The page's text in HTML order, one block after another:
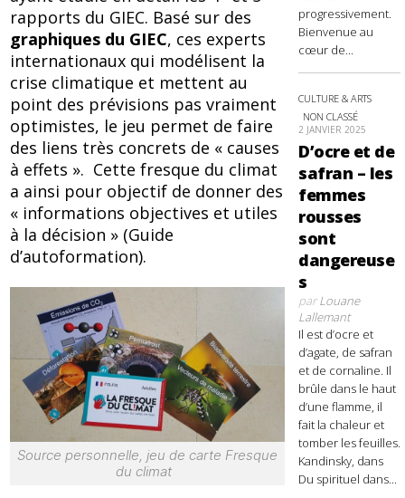
rapports du GIEC. Basé sur des
graphiques du GIEC, ces experts
internationaux qui modélisent la
crise climatique et mettent au
point des prévisions pas vraiment
optimistes, le jeu permet de faire
des liens très concrets de « causes
à effets ». Cette fresque du climat
a ainsi pour objectif de donner des
« informations objectives et utiles
à la décision » (Guide
d’autoformation).
Source personnelle, jeu de carte Fresque
du climat
progressivement.
Bienvenue au
cœur de...
CULTURE & ARTS
NON CLASSÉ
2 JANVIER 2025
D’ocre et de
safran – les
femmes
rousses
sont
dangereuse
s
parLouane
Lallemant
Il est d’ocre et
d’agate, de safran
et de cornaline. Il
brûle dans le haut
d’une flamme, il
fait la chaleur et
tomber les feuilles.
Kandinsky, dans
Du spirituel dans...